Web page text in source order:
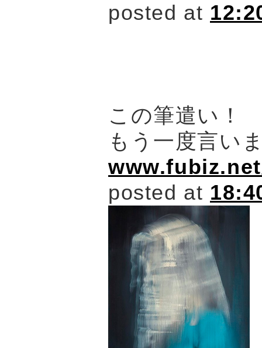
posted at
この筆遣い！
もう一度言い
posted at